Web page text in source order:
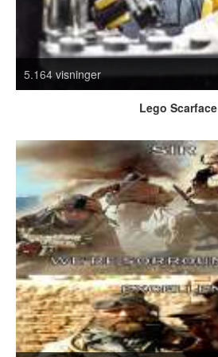
Crazy Stuff
Dyr
Facebook mm.
Illusioner
Mennesker
Nasty Shit!
Owned & Fail!
Rage Face
SMS & Autocorrect
Tattoos
Tegninger
Bedst bedømte
Flest visninger
Mest delte
Mest omtalte
5.164 visninger
Lego Scarface